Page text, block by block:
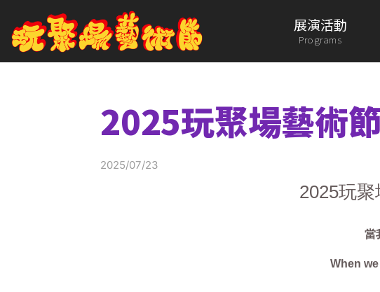
展演活動
Programs
2025玩聚場藝術
2025/07/23
2025玩聚
當
When